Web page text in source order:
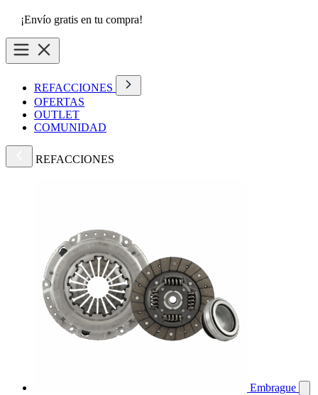
¡Envío gratis en tu compra!
REFACCIONES
OFERTAS
OUTLET
COMUNIDAD
REFACCIONES
Embrague